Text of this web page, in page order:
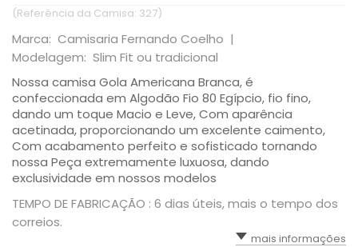
(Referência da Camisa: 327)
Marca: Camisaria Fernando Coelho |
Modelagem: Slim Fit ou tradicional
Nossa camisa Gola Americana Branca, é
confeccionada em Algodão Fio 80 Egípcio, fio fino,
dando um toque Macio e Leve, Com aparência
acetinada, proporcionando um excelente caimento,
Com acabamento perfeito e sofisticado tornando
nossa Peça extremamente luxuosa, dando
exclusividade em nossos modelos
TEMPO DE FABRICAÇÃO : 6 dias úteis, mais o tempo dos
correios.
mais informações